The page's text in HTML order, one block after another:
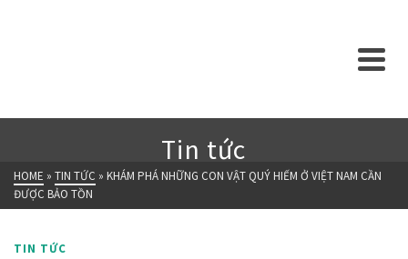
Tin tức
HOME » TIN TỨC » KHÁM PHÁ NHỮNG CON VẬT QUÝ HIẾM Ở VIỆT NAM CẦN
ĐƯỢC BẢO TỒN
TIN TỨC